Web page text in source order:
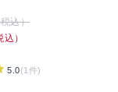
込）
）
5.0(1件)